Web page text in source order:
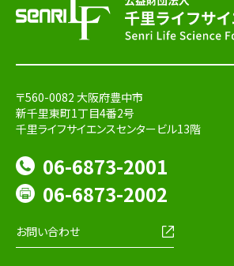
〒560-0082 大阪府豊中市
新千里東町1丁目4番2号
千里ライフサイエンスセンタービル13階
06-6873-2001
06-6873-2002
お問い合わせ